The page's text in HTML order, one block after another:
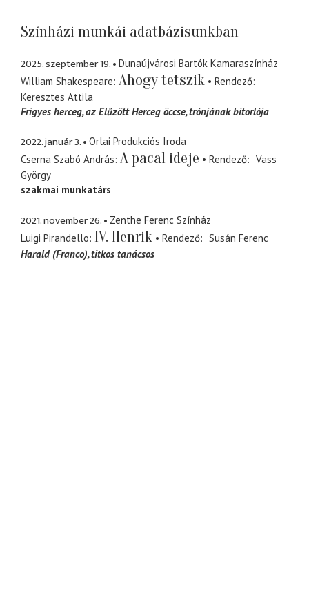
Színházi munkái adatbázisunkban
2025. szeptember 19.
Dunaújvárosi Bartók Kamaraszínház
William Shakespeare Ahogy tetszik
Rendező
Keresztes Attila
Frigyes herceg az Elűzött Herceg öccse, trónjának bitorlója
2022. január 3.
Orlai Produkciós Iroda
Cserna Szabó András A pacal ideje Rendező
Vass
György
szak­mai munkatárs
2021. november 26.
Zenthe Ferenc Színház
Luigi Pirandello IV. Henrik Rendező
Susán Ferenc
Harald (Franco) titkos tanácsos